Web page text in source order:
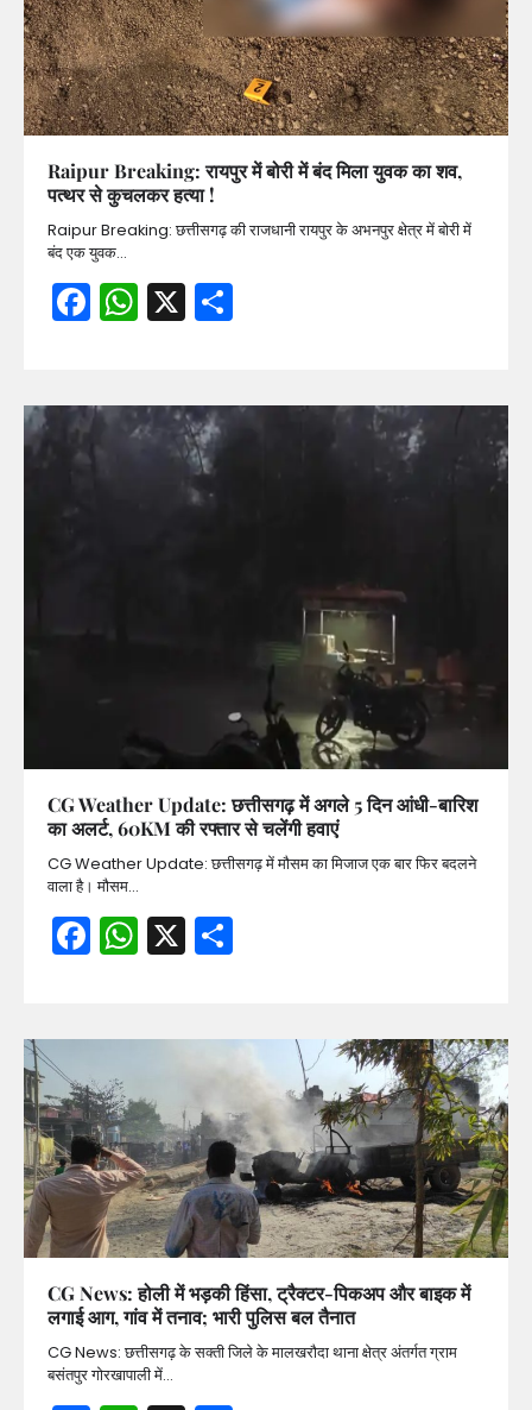
Raipur Breaking: रायपुर में बोरी में बंद मिला युवक का शव,
पत्थर से कुचलकर हत्या !
Raipur Breaking: छत्तीसगढ़ की राजधानी रायपुर के अभनपुर क्षेत्र में बोरी में
बंद एक युवक…
Facebook
WhatsApp
X
CG Weather Update: छत्तीसगढ़ में अगले 5 दिन आंधी-बारिश
का अलर्ट, 60KM की रफ्तार से चलेंगी हवाएं
CG Weather Update: छत्तीसगढ़ में मौसम का मिजाज एक बार फिर बदलने
वाला है। मौसम…
Facebook
WhatsApp
X
CG News: होली में भड़की हिंसा, ट्रैक्टर-पिकअप और बाइक में
लगाई आग, गांव में तनाव; भारी पुलिस बल तैनात
CG News: छत्तीसगढ़ के सक्ती जिले के मालखरौदा थाना क्षेत्र अंतर्गत ग्राम
बसंतपुर गोरखापाली में…